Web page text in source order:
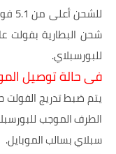
للبورسبلاي.
فى حالة توصيل
يتم ضبط تدريج الفولت
الطرف الموجب
سبلاي بسالب الموبايل.